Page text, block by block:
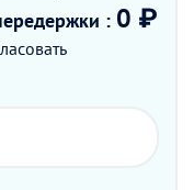
: 0 ₽